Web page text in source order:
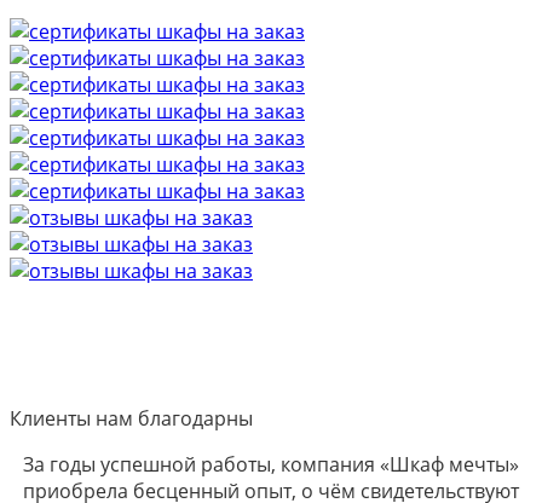
Клиенты нам благодарны
За годы успешной работы, компания «Шкаф мечты»
приобрела бесценный опыт, о чём свидетельствуют